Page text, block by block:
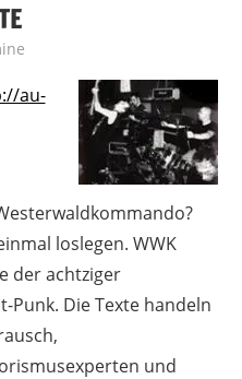
au-
loslegen. WWK
der achtziger
Punk. Die Texte handeln
und